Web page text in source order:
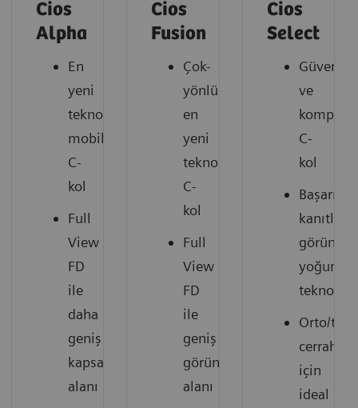
Cios
Alpha
En
yeni
teknolojili
mobil
C-
kol
Full
View
FD
ile
daha
geniş
kapsama
alanı
Cios
Fusion
Çok-
yönlü,
en
yeni
teknolojili
C-
kol
Full
View
FD
ile
geniş
görüntüleme
alanı
Cios
Select
Güvenilir
ve
kompakt
C-
kol
Başarısı
görüntü
Orto/
cerrahisi
için
ideal